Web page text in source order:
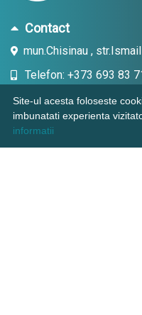
Contact
mun.Chisinau ,
Telefon: +373 693 83
Email:
Site-ul acesta foloseste
imbunatati experienta
informatii